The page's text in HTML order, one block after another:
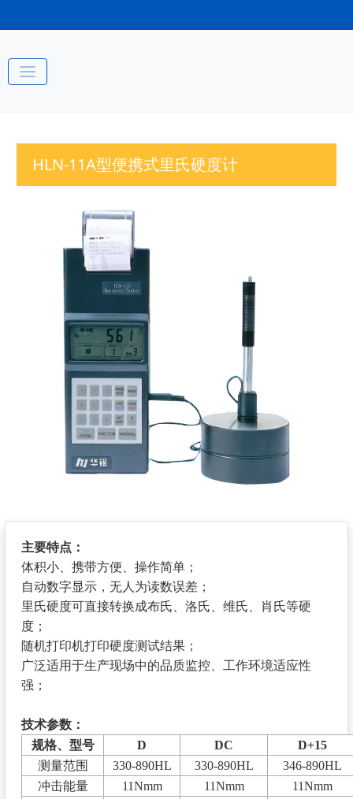
HLN-11A型便携式里氏硬度计
主要特点：
体积小、携带方便、操作简单；
自动数字显示，无人为读数误差；
里氏硬度可直接转换成布氏、洛氏、维氏、肖氏等硬
度；
随机打印机打印硬度测试结果；
广泛适用于生产现场中的品质监控、工作环境适应性
强；
技术参数 ：
规格、型号
D DC
D+15
测量范围
330-890HL 330-890HL
346-890HL
冲击能量
11Nmm 11Nmm
11Nmm